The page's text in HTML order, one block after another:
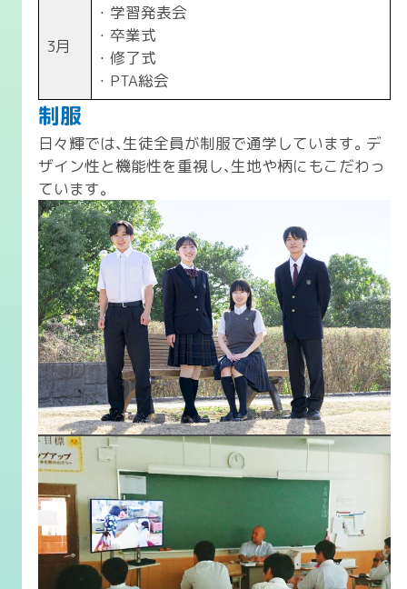
3月
・ 学習発表会
・ 卒業式
・ 修了式
・ PTA総会
制服
日々輝では、生徒全員が制服で通学しています。デ
ザイン性と機能性を重視し、生地や柄にもこだわっ
ています。